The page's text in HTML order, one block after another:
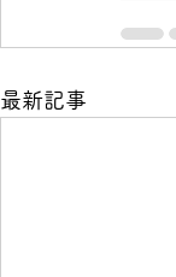
最新記事